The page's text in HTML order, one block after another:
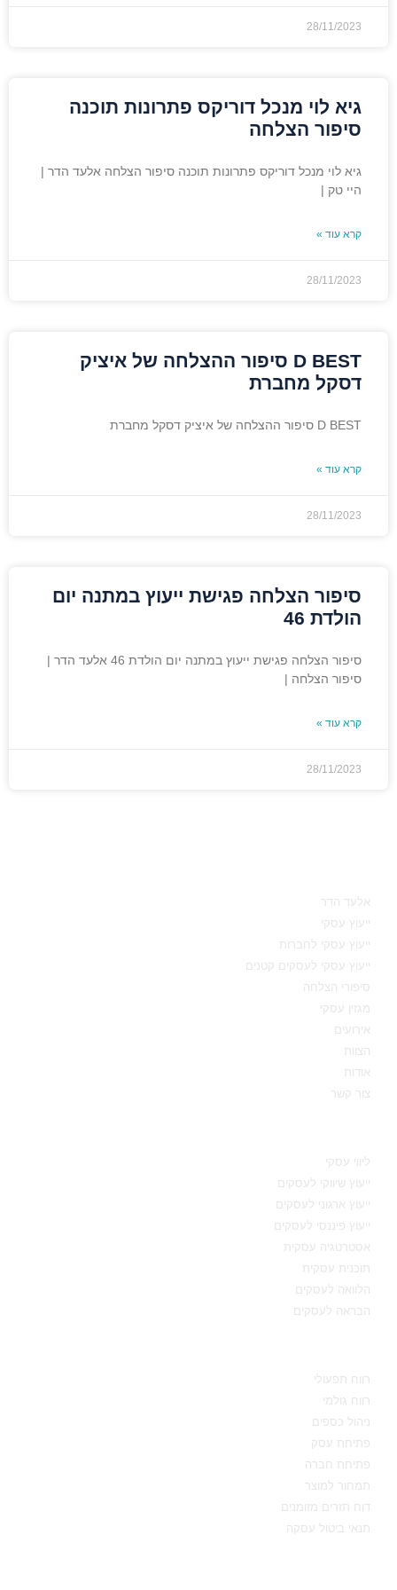
28/11/2023
גיא לוי מנכל דוריקס פתרונות תוכנה
סיפור הצלחה
גיא לוי מנכל דוריקס פתרונות תוכנה סיפור הצלחה אלעד הדר |
היי טק |
קרא עוד »
28/11/2023
D BEST סיפור ההצלחה של איציק
דסקל מחברת
D BEST סיפור ההצלחה של איציק דסקל מחברת
קרא עוד »
28/11/2023
סיפור הצלחה פגישת ייעוץ במתנה יום
הולדת 46
סיפור הצלחה פגישת ייעוץ במתנה יום הולדת 46 אלעד הדר |
סיפור הצלחה |
קרא עוד »
28/11/2023
אלעד הדר
ייעוץ עסקי
ייעוץ עסקי לחברות
ייעוץ עסקי לעסקים קטנים
סיפורי הצלחה
מגזין עסקי
אירועים
הצוות
אודות
צור קשר
ליווי עסקי
ייעוץ שיווקי לעסקים
ייעוץ ארגוני לעסקים
ייעוץ פיננסי לעסקים
אסטרטגיה עסקית
תוכנית עסקית
הלוואה לעסקים
הבראה לעסקים
רווח תפעולי
רווח גולמי
ניהול כספים
פתיחת עסק
פתיחת חברה
תמחור למוצר
דוח תזרים מזומנים
תנאי ביטול עסקה